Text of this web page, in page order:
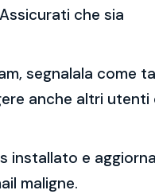
che sia
segnalala come
anche altri utenti
installato e
maligne.